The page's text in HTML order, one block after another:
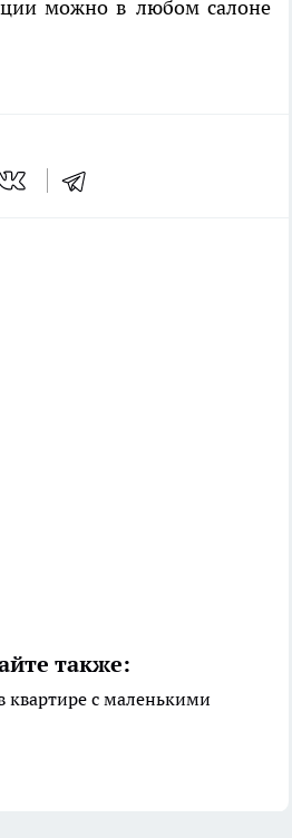
можно в любом салоне
также:
квартире с маленькими